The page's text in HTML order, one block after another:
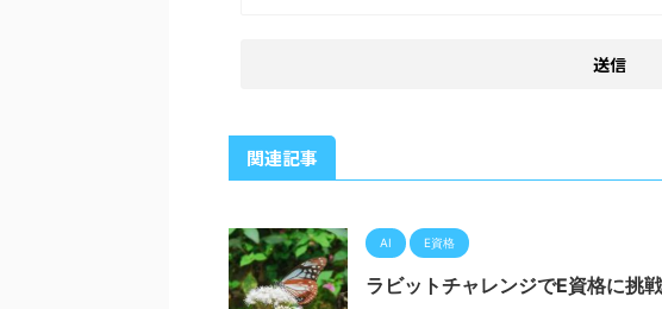
関連記事
AI E資格
ラビットチャレンジでE資格に